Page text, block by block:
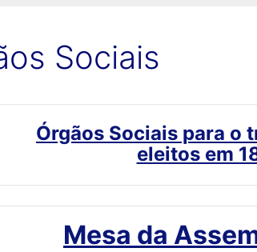
Sociais
Órgãos Sociais para o
eleitos em
Mesa da